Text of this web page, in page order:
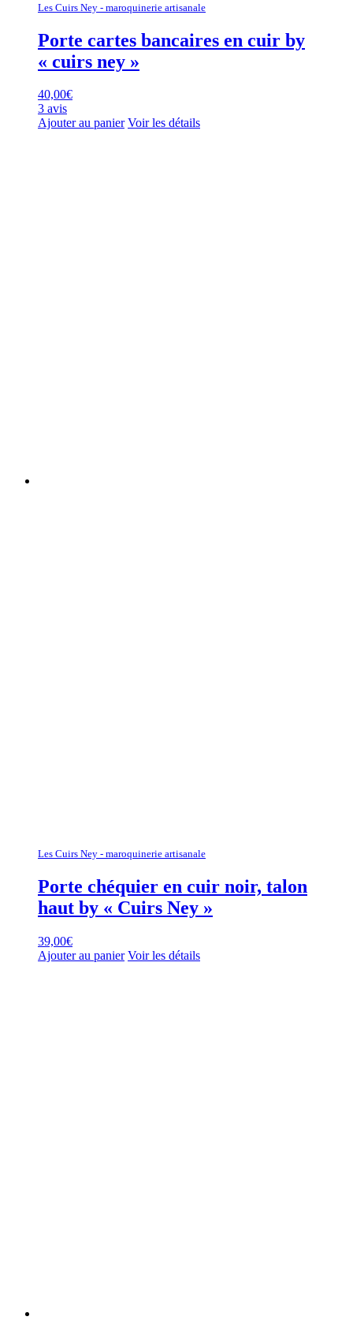
Les Cuirs Ney - maroquinerie artisanale
Porte cartes bancaires en cuir by
« cuirs ney »
40,00€
3 avis
Ajouter au panier Voir les détails
Les Cuirs Ney - maroquinerie artisanale
Porte chéquier en cuir noir, talon
haut by « Cuirs Ney »
39,00€
Ajouter au panier Voir les détails